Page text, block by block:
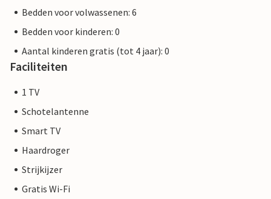
Bedden voor volwassenen: 6
Bedden voor kinderen: 0
Aantal kinderen gratis (tot 4 jaar): 0
Faciliteiten
1 TV
Schotelantenne
Smart TV
Haardroger
Strijkijzer
Gratis Wi-Fi